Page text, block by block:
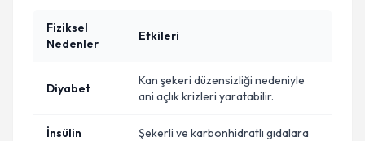
Fiziksel
Nedenler
Etkileri
Diyabet
Kan şekeri düzensizliği nedeniyle
ani açlık krizleri yaratabilir.
İnsülin
Şekerli ve karbonhidratlı gıdalara